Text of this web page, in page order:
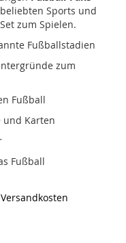
Sports und
zum Spielen.
Fußballstadien
zum
Fußball
und Karten
Fußball
Versandkosten